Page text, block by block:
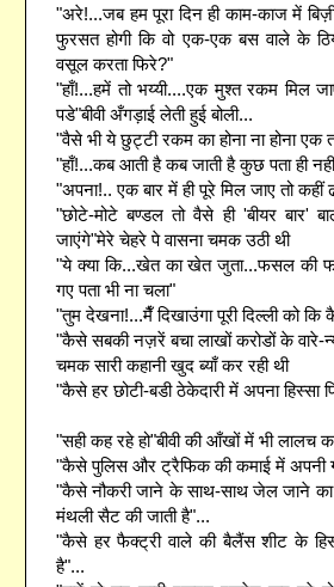
"अरे!...जब हम पूरा दिन ही काम-काज में
फुरसत होगी कि वो एक-एक बस वाले के
वसूल करता फिरे?"
"हाँ!...हमें तो भय्यी....एक मुश्त रकम मिल
पडे"बीवी अँगड़ाई लेती हुई बोली...
"वैसे भी ये छुट्टी रकम का होना ना होना एक
"हाँ!...कब आती है कब जाती है कुछ पता ही
"अपना!.. एक बार में ही पूरे मिल जाए तो
"छोटे-मोटे बण्डल तो वैसे ही 'बीयर
जाएंगे"मेरे चेहरे पे वासना चमक उठी थी
"ये क्या कि...खेत का खेत जुता...फसल
गए पता भी ना चला"
"तुम देखना!...मैँ दिखाउंगा पूरी दिल्ली को
"कैसे सबकी नज़रें बचा लाखों करोडों के वारे-
चमक सारी कहानी खुद ब्याँ कर रही थी
"कैसे हर छोटी-बडी ठेकेदारी में अपना हिस्सा
"सही कह रहे हो"बीवी की आँखों में भी लालच
"कैसे पुलिस और ट्रैफिक की कमाई में अपनी
"कैसे नौकरी जाने के साथ-साथ जेल जाने
मंथली सैट की जाती है"...
"कैसे हर फैक्ट्री वाले की बैलैंस शीट के
है"...